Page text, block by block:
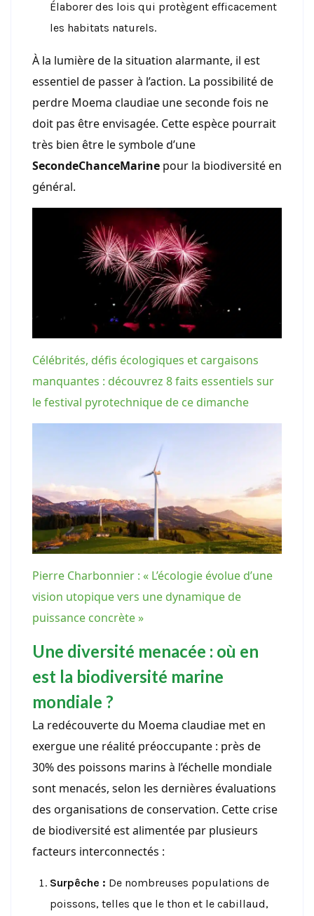
Élaborer des lois qui protègent efficacement
les habitats naturels.
À la lumière de la situation alarmante, il est
essentiel de passer à l’action. La possibilité de
perdre Moema claudiae une seconde fois ne
doit pas être envisagée. Cette espèce pourrait
très bien être le symbole d’une
SecondeChanceMarine pour la biodiversité en
général.
Célébrités, défis écologiques et cargaisons
manquantes : découvrez 8 faits essentiels sur
le festival pyrotechnique de ce dimanche
Pierre Charbonnier : « L’écologie évolue d’une
vision utopique vers une dynamique de
puissance concrète »
Une diversité menacée : où en
est la biodiversité marine
mondiale ?
La redécouverte du Moema claudiae met en
exergue une réalité préoccupante : près de
30% des poissons marins à l’échelle mondiale
sont menacés, selon les dernières évaluations
des organisations de conservation. Cette crise
de biodiversité est alimentée par plusieurs
facteurs interconnectés :
Surpêche : De nombreuses populations de
poissons, telles que le thon et le cabillaud,